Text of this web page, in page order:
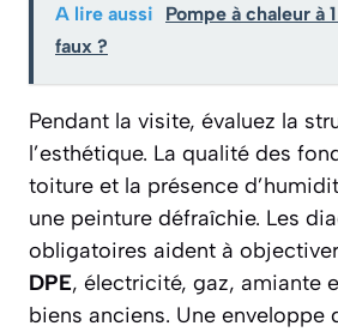
A lire aussi
Pompe à chaleur à
faux ?
Pendant la visite, évaluez la
l’esthétique. La qualité des
toiture et la présence
une peinture défraîchie. Les
obligatoires aident à
DPE, électricité, gaz, amiante
biens anciens. Une enveloppe